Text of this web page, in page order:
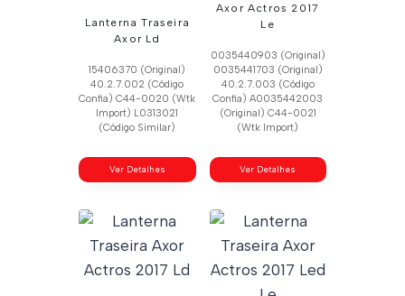
Lanterna Traseira
Axor Ld
15406370 (Original)
40.2.7.002 (Código
Confia) C44-0020 (Wtk
Import) L0313021
(Código Similar)
Ver Detalhes
Axor Actros 2017
Le
0035440903 (Original)
0035441703 (Original)
40.2.7.003 (Código
Confia) A0035442003
(Original) C44-0021
(Wtk Import)
Ver Detalhes